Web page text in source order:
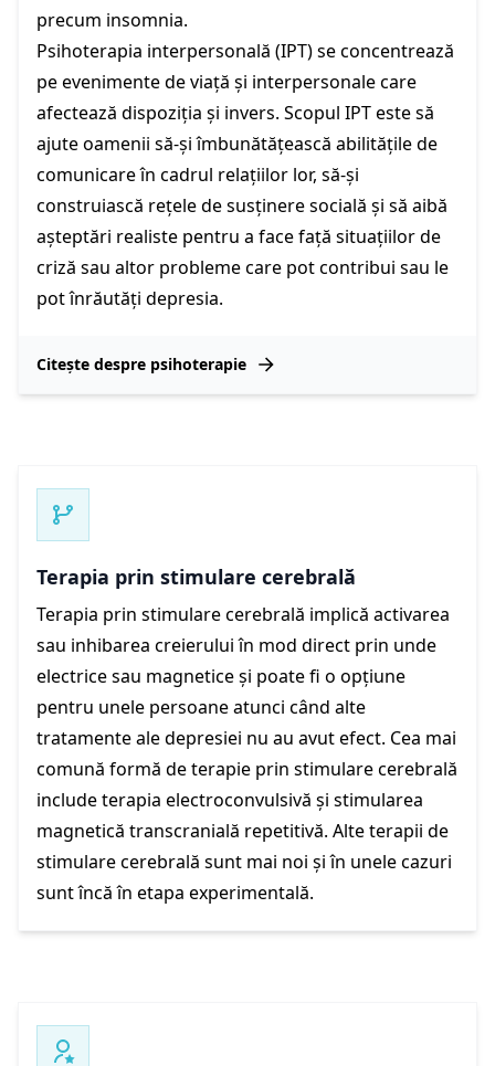
precum insomnia.
Psihoterapia interpersonală (IPT) se concentrează
pe evenimente de viață și interpersonale care
afectează dispoziția și invers. Scopul IPT este să
ajute oamenii să-și îmbunătățească abilitățile de
comunicare în cadrul relațiilor lor, să-și
construiască rețele de susținere socială și să aibă
așteptări realiste pentru a face față situațiilor de
criză sau altor probleme care pot contribui sau le
pot înrăutăți depresia.
Citește despre psihoterapie
Terapia prin stimulare cerebrală
Terapia prin stimulare cerebrală implică activarea
sau inhibarea creierului în mod direct prin unde
electrice sau magnetice și poate fi o opțiune
pentru unele persoane atunci când alte
tratamente ale depresiei nu au avut efect. Cea mai
comună formă de terapie prin stimulare cerebrală
include terapia electroconvulsivă și stimularea
magnetică transcranială repetitivă. Alte terapii de
stimulare cerebrală sunt mai noi și în unele cazuri
sunt încă în etapa experimentală.